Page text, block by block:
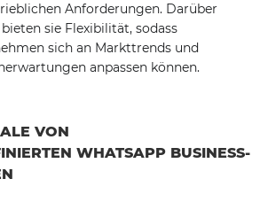
Anforderungen. Darüber
sie Flexibilität, sodass
sich an Markttrends und
anpassen können.
VON
WHATSAPP BUSINESS-